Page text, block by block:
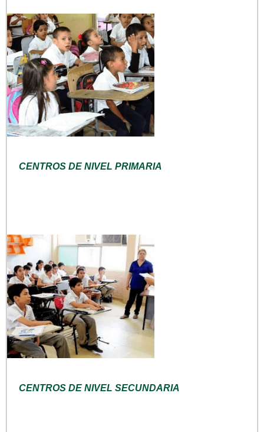
CENTROS DE NIVEL PRIMARIA
CENTROS DE NIVEL SECUNDARIA